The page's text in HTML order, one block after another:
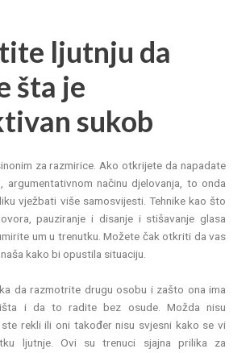
ljutnju da
šta je
sukob
za razmirice. Ako otkrijete da napadate
načinu djelovanja, to onda
vježbati više samosvijesti. Tehnike kao što
pauziranje i disanje i stišavanje glasa
um u trenutku. Možete čak otkriti da vas
kako bi opustila situaciju.
da razmotrite drugu osobu i zašto ona ima
i da to radite bez osude. Možda nisu
rekli ili oni također nisu svjesni kako se vi
ljutnje. Ovi su trenuci sjajna prilika za